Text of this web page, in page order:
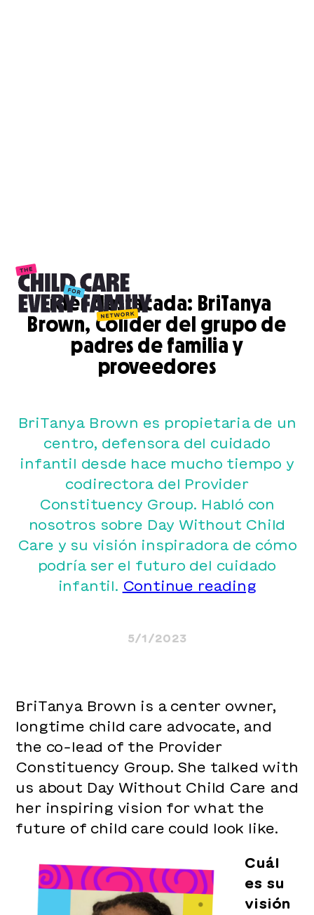
Líder destacada: BriTanya
Brown, Colíder del grupo de
padres de familia y
proveedores
BriTanya Brown es propietaria de un
centro, defensora del cuidado
infantil desde hace mucho tiempo y
codirectora del Provider
Constituency Group. Habló con
nosotros sobre Day Without Child
Care y su visión inspiradora de cómo
podría ser el futuro del cuidado
infantil.
Continue readingA
&
Leader
Brown
5/1/2023
BriTanya Brown is a center owner,
longtime child care advocate, and
the co-lead of the Provider
Constituency Group. She talked with
us about Day Without Child Care and
her inspiring vision for what the
future of child care could look like.
Cuál
es su
visión